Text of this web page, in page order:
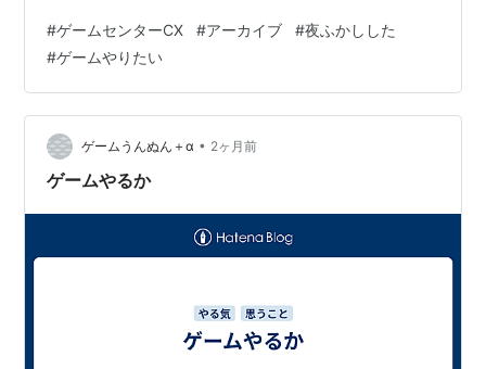
気にもならん。明日。やるのかな。今のところ、やる気
はないね。明日もやるつもりないね。 ちょっとなー、も
うほぼすべてのゲームやってないので、ご無沙汰感が強
すぎて。今なら何やっても楽しめると思う、本当に今週
中に1回くらいやりたいよなぁ。
#ゲームセンターCX #アーカイブ #夜ふかしした
#ゲームやりたい
ゲームうんぬん＋α • 2ヶ月前
ゲームやるか